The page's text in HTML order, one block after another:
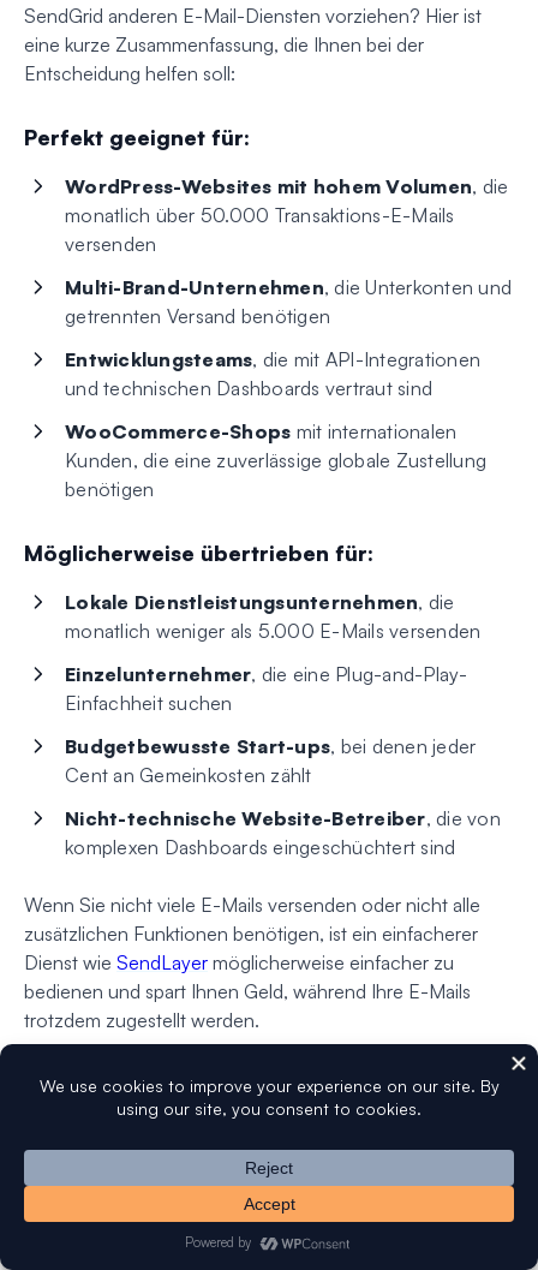
SendGrid anderen E-Mail-Diensten vorziehen? Hier ist
eine kurze Zusammenfassung, die Ihnen bei der
Entscheidung helfen soll:
Perfekt geeignet für:
WordPress-Websites mit hohem Volumen, die
monatlich über 50.000 Transaktions-E-Mails
versenden
Multi-Brand-Unternehmen, die Unterkonten und
getrennten Versand benötigen
Entwicklungsteams, die mit API-Integrationen
und technischen Dashboards vertraut sind
WooCommerce-Shops mit internationalen
Kunden, die eine zuverlässige globale Zustellung
benötigen
Möglicherweise übertrieben für:
Lokale Dienstleistungsunternehmen, die
monatlich weniger als 5.000 E-Mails versenden
Einzelunternehmer, die eine Plug-and-Play-
Einfachheit suchen
Budgetbewusste Start-ups, bei denen jeder
Cent an Gemeinkosten zählt
Nicht-technische Website-Betreiber, die von
komplexen Dashboards eingeschüchtert sind
Wenn Sie nicht viele E-Mails versenden oder nicht alle
zusätzlichen Funktionen benötigen, ist ein einfacherer
Dienst wie SendLayer möglicherweise einfacher zu
bedienen und spart Ihnen Geld, während Ihre E-Mails
trotzdem zugestellt werden.
Häufig gestellte Fragen
Team zu SendGrid erhält:
Bietet SendGrid einen kostenlosen Plan